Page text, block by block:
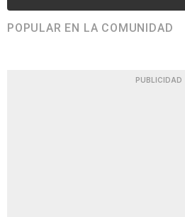
POPULAR EN LA COMUNIDAD
PUBLICIDAD